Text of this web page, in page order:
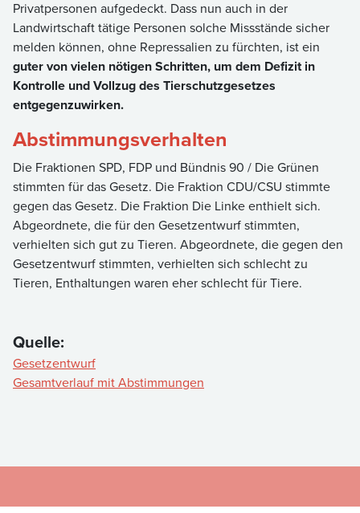
Privatpersonen aufgedeckt. Dass nun auch in der
Landwirtschaft tätige Personen solche Missstände sicher
melden können, ohne Repressalien zu fürchten, ist ein
guter von vielen nötigen Schritten, um dem Defizit in
Kontrolle und Vollzug des Tierschutzgesetzes
entgegenzuwirken.
Abstimmungsverhalten
Die Fraktionen SPD, FDP und Bündnis 90 / Die Grünen
stimmten für das Gesetz. Die Fraktion CDU/CSU stimmte
gegen das Gesetz. Die Fraktion Die Linke enthielt sich.
Abgeordnete, die für den Gesetzentwurf stimmten,
verhielten sich gut zu Tieren. Abgeordnete, die gegen den
Gesetzentwurf stimmten, verhielten sich schlecht zu
Tieren, Enthaltungen waren eher schlecht für Tiere.
Quelle:
Gesetzentwurf
Gesamtverlauf mit Abstimmungen